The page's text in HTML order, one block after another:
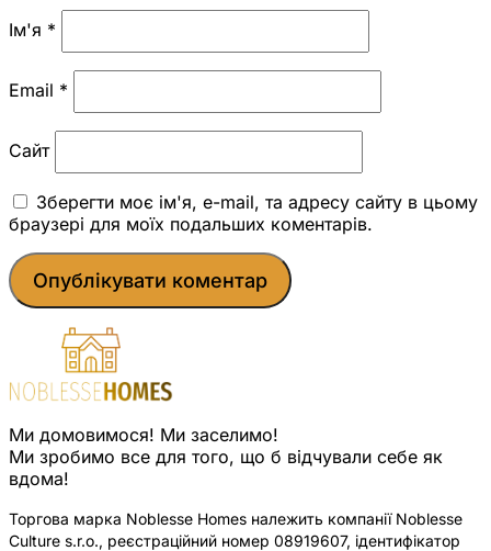
Ім'я *
Email *
Сайт
Зберегти моє ім'я, e-mail, та адресу сайту в цьому
браузері для моїх подальших коментарів.
Ми домовимося! Ми заселимо!
Ми зробимо все для того, що б відчували себе як
вдома!
Торгова марка Noblesse Homes належить компанії Noblesse
Culture s.r.o., реєстраційний номер 08919607, ідентифікатор